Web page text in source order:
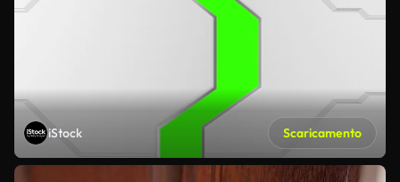
iStock Scaricamento